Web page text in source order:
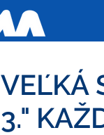
VEĽKÁ
3."